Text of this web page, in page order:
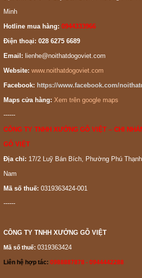
Minh
Hotline mua hàng: 0944333966
Điện thoại: 028 6275 6689
Email: lienhe@noithatdogoviet.com
Website: www.noithatdogoviet.com
Facebook: https://www.facebook.com/
Maps cửa hàng: Xem trên google maps
------
CÔNG TY TNHH XƯỞNG GỖ VIỆT – CHI
GỖ VIỆT
Địa chỉ: 17/2 Luỹ Bán Bích, Phường Phú
Nam
Mã số thuế: 0319363424-001
------
CÔNG TY TNHH XƯỞNG GỖ VIỆT
Mã số thuế: 0319363424
Liên hệ hợp tác: 0988887878 - 0944442288